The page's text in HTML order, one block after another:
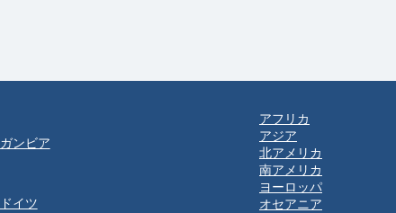
ガンビア
ドイツ
アフリカ
アジア
北アメリカ
南アメリカ
ヨーロッパ
オセアニア